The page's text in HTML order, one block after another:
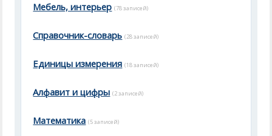
Мебель, интерьер (78 записей)
Справочник-словарь (28 записей)
Единицы измерения (18 записей)
Алфавит и цифры (2 записей)
Математика (5 записей)